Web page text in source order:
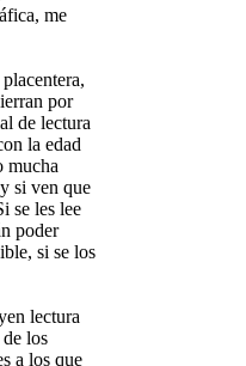
me
por
de lectura
la edad
mucha
si ven que
se les lee
poder
si se los
lectura
los
a los que